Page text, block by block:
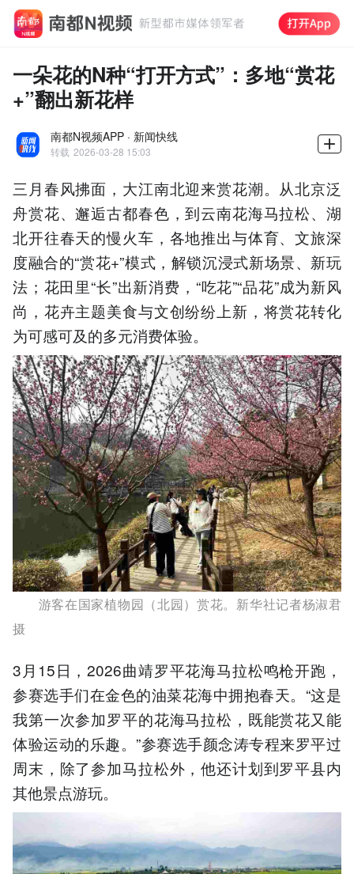
一朵花的N种“打开方式”：多地“赏花
+”翻出新花样
南都N视频APP · 新闻快线
转载 2026-03-28 15:03
三月春风拂面，大江南北迎来赏花潮。从北京泛
舟赏花、邂逅古都春色，到云南花海马拉松、湖
北开往春天的慢火车，各地推出与体育、文旅深
度融合的“赏花+”模式，解锁沉浸式新场景、新玩
法；花田里“长”出新消费，“吃花”“品花”成为新风
尚，花卉主题美食与文创纷纷上新，将赏花转化
为可感可及的多元消费体验。
游客在国家植物园（北园）赏花。新华社记者杨淑君
摄
3月15日，2026曲靖罗平花海马拉松鸣枪开跑，
参赛选手们在金色的油菜花海中拥抱春天。“这是
我第一次参加罗平的花海马拉松，既能赏花又能
体验运动的乐趣。”参赛选手颜念涛专程来罗平过
周末，除了参加马拉松外，他还计划到罗平县内
其他景点游玩。